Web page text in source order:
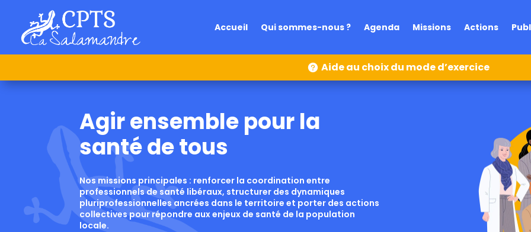
Accueil Qui sommes-nous ? Agenda Missions Actions
Aide au choix du mode d’exercice
Agir ensemble pour la
santé de tous
Nos missions principales : renforcer la coordination entre
professionnels de santé libéraux, structurer des dynamiques
pluriprofessionnelles ancrées dans le territoire et porter des actions
collectives pour répondre aux enjeux de santé de la population
locale.